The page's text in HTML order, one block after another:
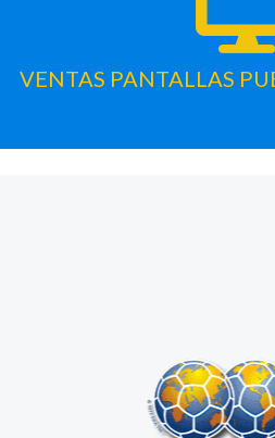
VENTAS PANTALLAS